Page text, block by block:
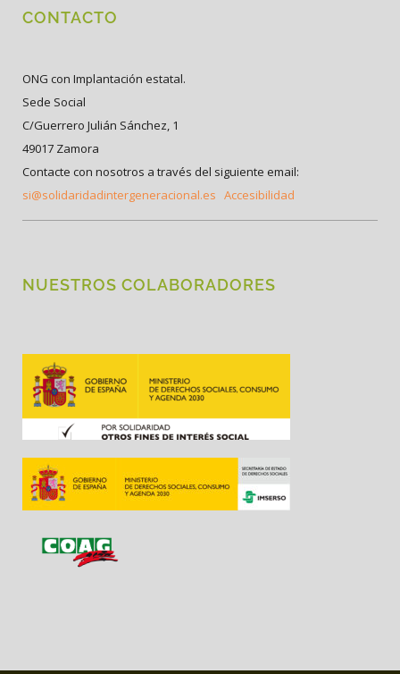
CONTACTO
ONG con Implantación estatal.
Sede Social
C/Guerrero Julián Sánchez, 1
49017 Zamora
Contacte con nosotros a través del siguiente email:
si@solidaridadintergeneracional.es Accesibilidad
NUESTROS COLABORADORES